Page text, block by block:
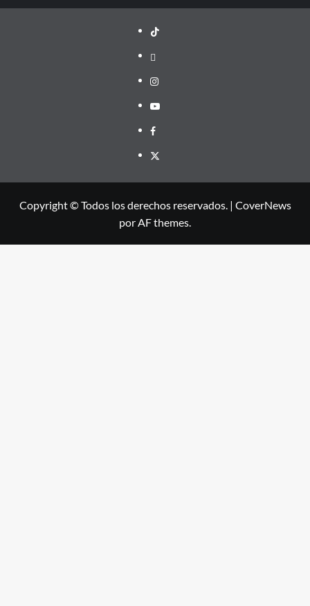
TikTok
threads
Instagram
Youtube
Facebook
X
Copyright © Todos los derechos reservados. | CoverNews
por AF themes.